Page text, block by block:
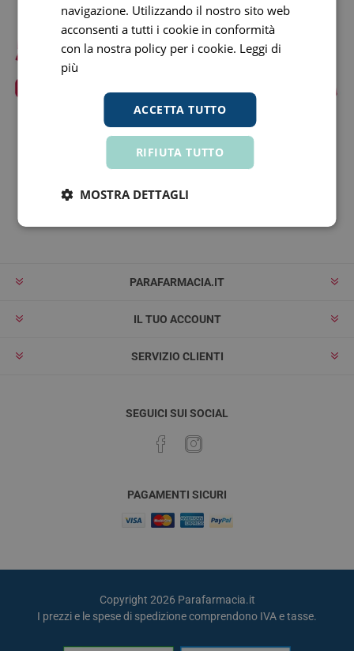
Rimaniamo in contatto!
PARAFARMACIA.IT
IL TUO ACCOUNT
SERVIZIO CLIENTI
SEGUICI SUI SOCIAL
PAGAMENTI SICURI
Copyright 2026 Parafarmacia.it
I prezzi e le spese di spedizione comprendono IVA e tasse.
navigazione. Utilizzando il nostro sito web
acconsenti a tutti i cookie in conformità
con la nostra policy per i cookie. Leggi di
più
ACCETTA TUTTO
RIFIUTA TUTTO
MOSTRA DETTAGLI